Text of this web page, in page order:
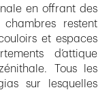
en offrant des
restent
et espaces
d’attique
Tous les
sur lesquelles